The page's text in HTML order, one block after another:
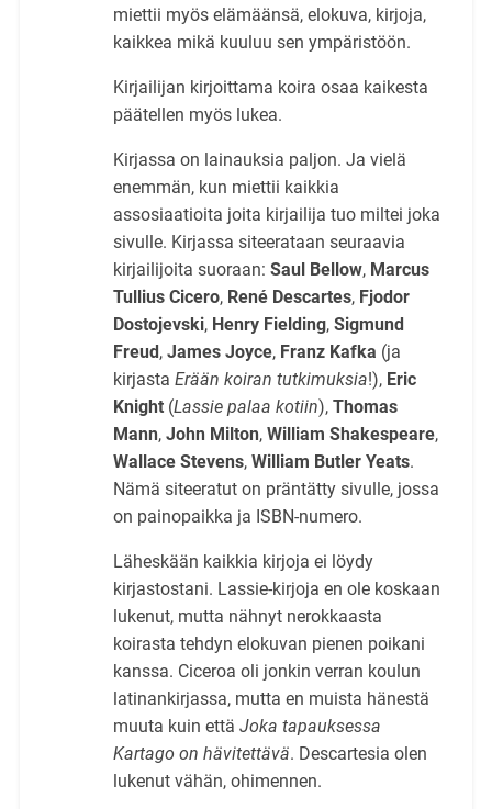
miettii myös elämäänsä, elokuva, kirjoja,
kaikkea mikä kuuluu sen ympäristöön.
Kirjailijan kirjoittama koira osaa kaikesta
päätellen myös lukea.
Kirjassa on lainauksia paljon. Ja vielä
enemmän, kun miettii kaikkia
assosiaatioita joita kirjailija tuo miltei joka
sivulle. Kirjassa siteerataan seuraavia
kirjailijoita suoraan: Saul Bellow, Marcus
Tullius Cicero, René Descartes, Fjodor
Dostojevski, Henry Fielding, Sigmund
Freud, James Joyce, Franz Kafka (ja
kirjasta Erään koiran tutkimuksia!), Eric
Knight(Lassie palaa kotiin), Thomas
Mann, John Milton, William Shakespeare,
Wallace Stevens, William Butler Yeats.
Nämä siteeratut on präntätty sivulle, jossa
on painopaikka ja ISBN-numero.
Läheskään kaikkia kirjoja ei löydy
kirjastostani. Lassie-kirjoja en ole koskaan
lukenut, mutta nähnyt nerokkaasta
koirasta tehdyn elokuvan pienen poikani
kanssa. Ciceroa oli jonkin verran koulun
latinankirjassa, mutta en muista hänestä
muuta kuin että Joka tapauksessa
Kartago on hävitettävä. Descartesia olen
lukenut vähän, ohimennen.